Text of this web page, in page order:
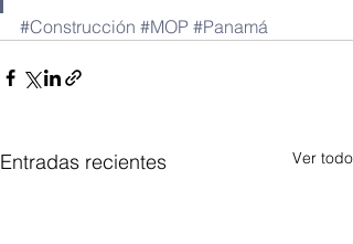
#Construcción #MOP #Panamá
Entradas recientes Ver todo